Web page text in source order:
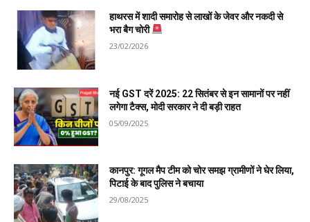
हाथरस में शादी समारोह से लाखों के जेवर और नकदी से
भरा बैग चोरी
23/02/2026
नई GST दरें 2025: 22 सितंबर से इन सामानों पर नहीं
लगेगा टैक्स, मोदी सरकार ने दी बड़ी राहत
05/09/2025
कानपुर: गूगल मैप टीम को चोर समझ ग्रामीणों ने घेर लिया,
पिटाई के बाद पुलिस ने बचाया
29/08/2025